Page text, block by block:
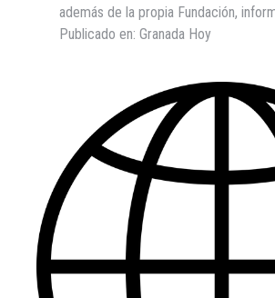
además de la propia Fundación,
Publicado en: Granada Hoy